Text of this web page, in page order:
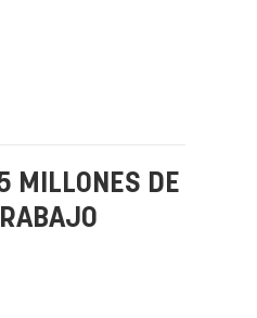
MILLONES DE